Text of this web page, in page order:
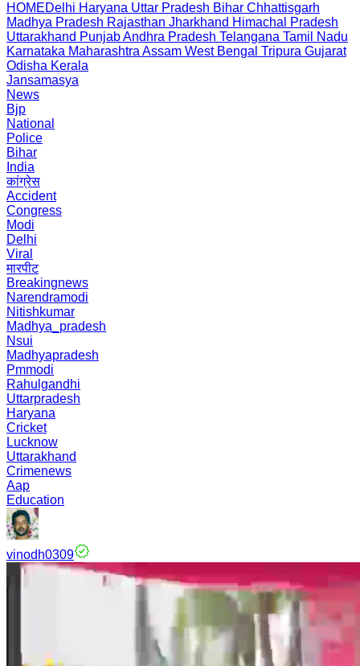
HOMEDelhi Haryana Uttar Pradesh Bihar Chhattisgarh
Madhya Pradesh Rajasthan Jharkhand Himachal Pradesh
Uttarakhand PunjabAndhra Pradesh Telangana Tamil Nadu
Karnataka Maharashtra Assam West Bengal Tripura Gujarat
Odisha Kerala
Jansamasya
News
Bjp
National
Police
Bihar
India
कांग्रेस
Accident
Congress
Modi
Delhi
Viral
मारपीट
Breakingnews
Narendramodi
Nitishkumar
Madhya_pradesh
Nsui
Madhyapradesh
Pmmodi
Rahulgandhi
Uttarpradesh
Haryana
Cricket
Lucknow
Uttarakhand
Crimenews
Aap
Education
vinodh0309